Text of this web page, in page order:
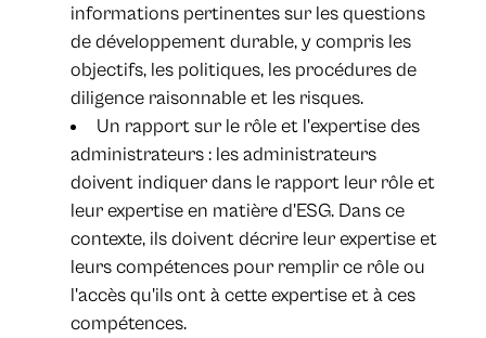
informations pertinentes sur les questions
de développement durable, y compris les
objectifs, les politiques, les procédures de
diligence raisonnable et les risques.
Un rapport sur le rôle et l'expertise des
administrateurs : les administrateurs
doivent indiquer dans le rapport leur rôle et
leur expertise en matière d'ESG. Dans ce
contexte, ils doivent décrire leur expertise et
leurs compétences pour remplir ce rôle ou
l'accès qu'ils ont à cette expertise et à ces
compétences.